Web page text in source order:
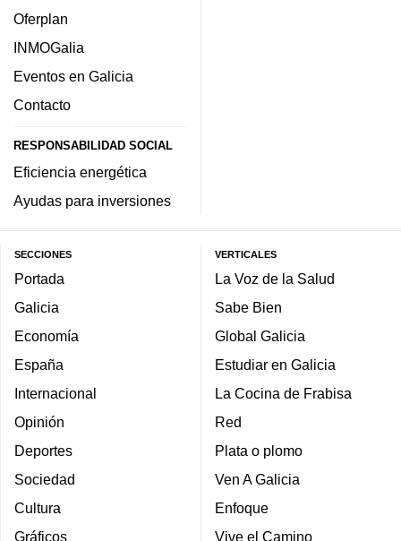
Oferplan
INMOGalia
Eventos en Galicia
Contacto
RESPONSABILIDAD SOCIAL
Eficiencia energética
Ayudas para inversiones
SECCIONES
Portada
Galicia
Economía
España
Internacional
Opinión
Deportes
Sociedad
Cultura
Gráficos
VERTICALES
La Voz de la Salud
Sabe Bien
Global Galicia
Estudiar en Galicia
La Cocina de Frabisa
Red
Plata o plomo
Ven A Galicia
Enfoque
Vive el Camino